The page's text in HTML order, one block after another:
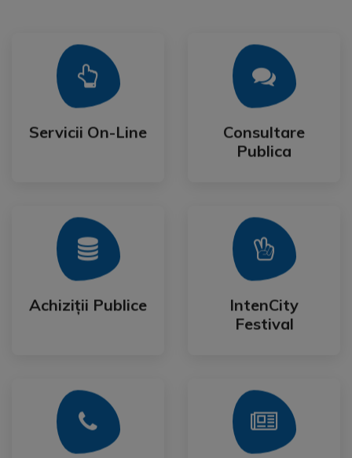
Servicii On-Line
Servicii On-Line
Mai Mult
Consultare
Publica
Consultare
Publica
Mai Mult
Achiziții Publice
Achiziții Publice
Mai Mult
IntenCity
Festival
IntenCity
Festival
Mai Mult
Mai Mult Mai Mult